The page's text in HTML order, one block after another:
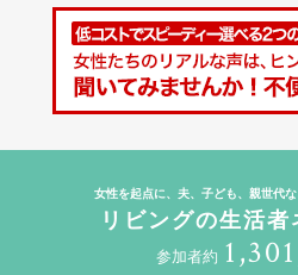
女性を起点に、夫、子ども、親世代
リビングの生活者
参加者約